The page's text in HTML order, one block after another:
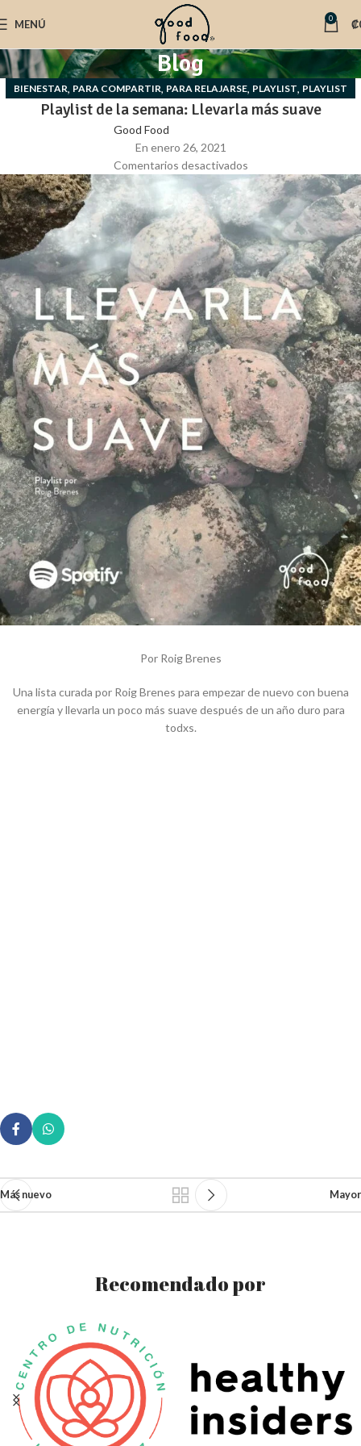
MENÚ 0 ₡
Blog
BIENESTAR, PARA COMPARTIR, PARA RELAJARSE, PLAYLIST, PLAYLIST
Playlist de la semana: Llevarla más suave
Good Food
En enero 26, 2021
Comentarios desactivados
Por Roig Brenes
Una lista curada por Roig Brenes para empezar de nuevo con buena
energía y llevarla un poco más suave después de un año duro para
todxs.
Más nuevo Mayor
Recomendado por